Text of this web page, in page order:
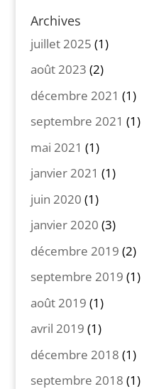
Archives
juillet 2025 (1)
août 2023 (2)
décembre 2021 (1)
septembre 2021 (1)
mai 2021 (1)
janvier 2021 (1)
juin 2020 (1)
janvier 2020 (3)
décembre 2019 (2)
septembre 2019 (1)
août 2019 (1)
avril 2019 (1)
décembre 2018 (1)
septembre 2018 (1)